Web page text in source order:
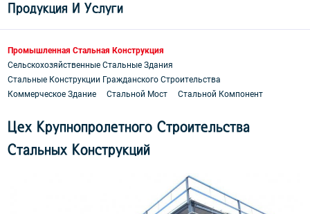
Продукция И Услуги
Промышленная Стальная Конструкция
Сельскохозяйственные Стальные Здания
Стальные Конструкции Гражданского Строительства
Коммерческое Здание
Стальной Мост Стальной Компонент
Цех Крупнопролетного Строительства
Стальных Конструкций